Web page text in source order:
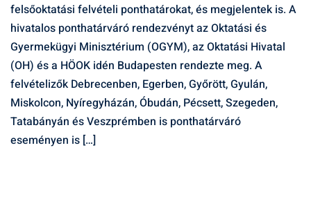
felsőoktatási felvételi ponthatárokat, és megjelentek is. A
hivatalos ponthatárváró rendezvényt az Oktatási és
Gyermekügyi Minisztérium (OGYM), az Oktatási Hivatal
(OH) és a HÖOK idén Budapesten rendezte meg. A
felvételizők Debrecenben, Egerben, Győrött, Gyulán,
Miskolcon, Nyíregyházán, Óbudán, Pécsett, Szegeden,
Tatabányán és Veszprémben is ponthatárváró
eseményen is […]